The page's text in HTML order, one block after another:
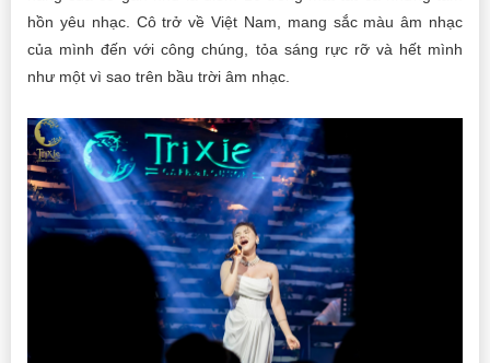
hồn yêu nhạc. Cô trở về Việt Nam, mang sắc màu âm nhạc
của mình đến với công chúng, tỏa sáng rực rỡ và hết mình
như một vì sao trên bầu trời âm nhạc.